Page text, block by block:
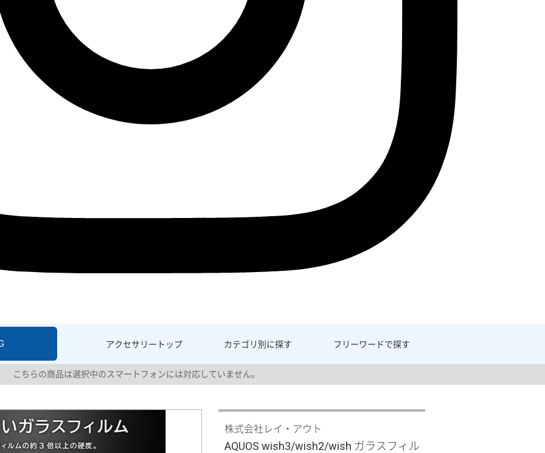
アクセサリー トップ カテゴリ別に探す フリーワードで探す
こちらの商品は選択中のスマートフォンには対応していません。
株式会社レイ・アウト
AQUOS wish3/wish2/wish ガラスフィル